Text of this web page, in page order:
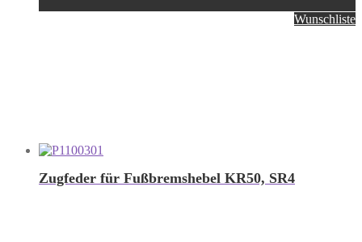
Wunschliste
Zugfeder für Fußbremshebel KR50, SR4